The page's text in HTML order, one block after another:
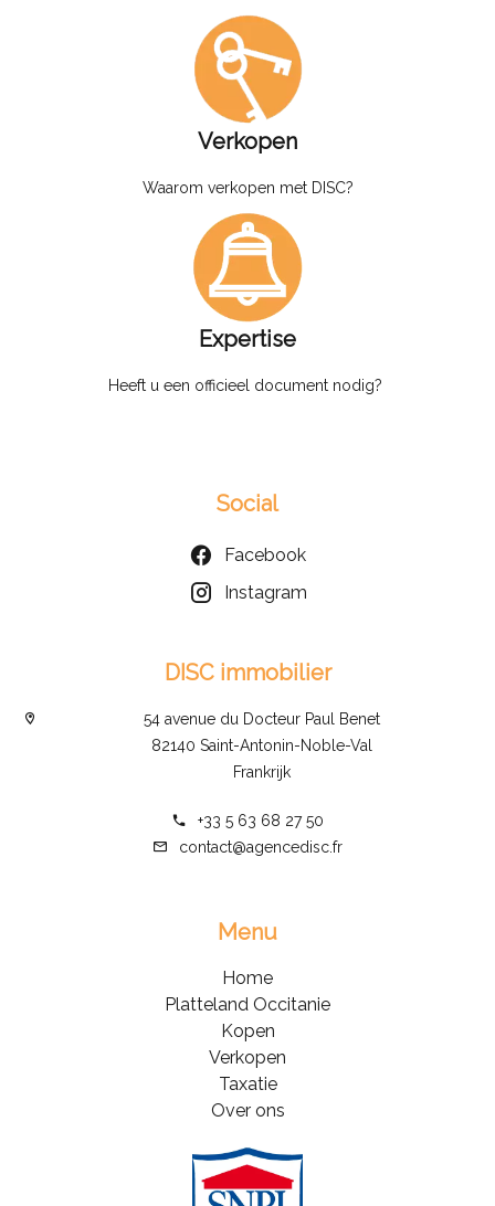
Verkopen
Waarom verkopen met DISC?
Expertise
Heeft u een officieel document nodig?
Social
Facebook
Instagram
DISC immobilier
54 avenue du Docteur Paul Benet
82140 Saint-Antonin-Noble-Val
Frankrijk
+33 5 63 68 27 50
contact@agencedisc.fr
Menu
Home
Platteland Occitanie
Kopen
Verkopen
Taxatie
Over ons